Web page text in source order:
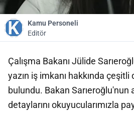
Kamu Personeli
Editör
Çalışma Bakanı Jülide
yazın iş imkanı hakkında
bulundu. Bakan Sarıeroğlu'nun
detaylarını okuyucularımızla